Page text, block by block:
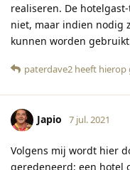
realiseren. De
niet, maar indien nodig
kunnen worden
paterdave2 heeft hierop
Japio 7 jul. 2021
Volgens mij wordt hier
geredeneerd; een hotel